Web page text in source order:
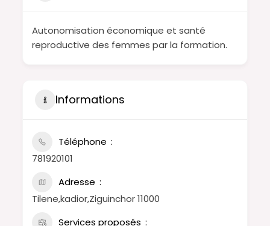
Autonomisation économique et santé
reproductive des femmes par la formation.
Informations
Téléphone
781920101
Adresse
Tilene,kadior,Ziguinchor 11000
Services proposés